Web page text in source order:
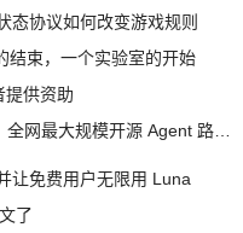
态协议如何改变游戏规则
结束，一个实验室的开始
提供资助
让免费用户无限用 Luna
了